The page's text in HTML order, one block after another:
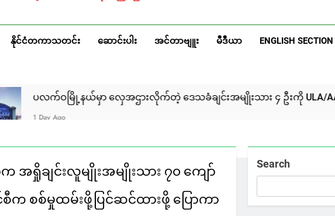
နိုင်ငံတကာသတင်း ဆောင်းပါး အင်တာဗျူး မီဒီယာ ENGLISH SECTION
နယ်မှာ လှေအဌားလိုက်တဲ့ ဒေသခံချင်းအမျိုးသား ၄ ဦးကို ULA/AA က ဖမ်းဆီး
အရှိုချင်းလူမျိုးအမျိုးသား ၇၀ ကျော်
က စစ်မှုထမ်းဖို့ပြင်ဆင်ထားဖို့ ပြောကာ
Search